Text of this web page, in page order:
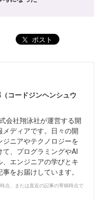
ポスト
コードジンヘンシュウ
会社翔泳社が運営する開
ディアです。日々の開
ニアやテクノロジーを
、プログラミングやAI
エンジニアの学びとキ
をお届けしています。
点、または直近の記事の寄稿時点で